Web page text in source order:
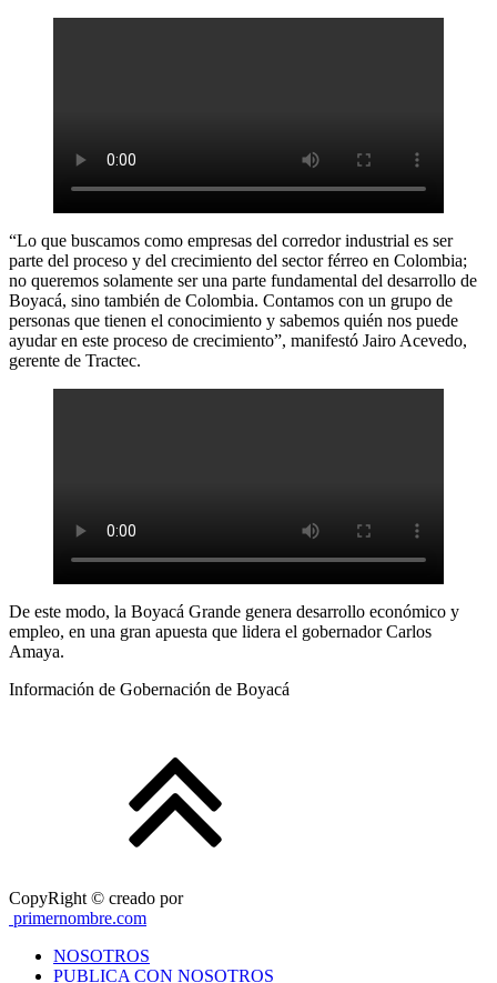
“Lo que buscamos como empresas del corredor industrial es ser
parte del proceso y del crecimiento del sector férreo en Colombia;
no queremos solamente ser una parte fundamental del desarrollo de
Boyacá, sino también de Colombia. Contamos con un grupo de
personas que tienen el conocimiento y sabemos quién nos puede
ayudar en este proceso de crecimiento”, manifestó Jairo Acevedo,
gerente de Tractec.
De este modo, la Boyacá Grande genera desarrollo económico y
empleo, en una gran apuesta que lidera el gobernador Carlos
Amaya.
Información de Gobernación de Boyacá
CopyRight © creado por
primernombre.com
NOSOTROS
PUBLICA CON NOSOTROS